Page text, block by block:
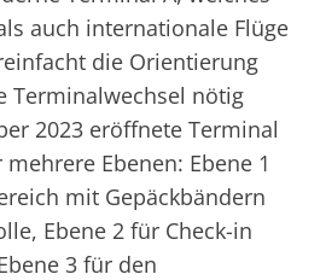
auch internationale Flüge
die Orientierung
Terminalwechsel nötig
2023 eröffnete Terminal
Ebenen: Ebene 1
mit Gepäckbändern
Ebene 2 für Check-in
3 für den